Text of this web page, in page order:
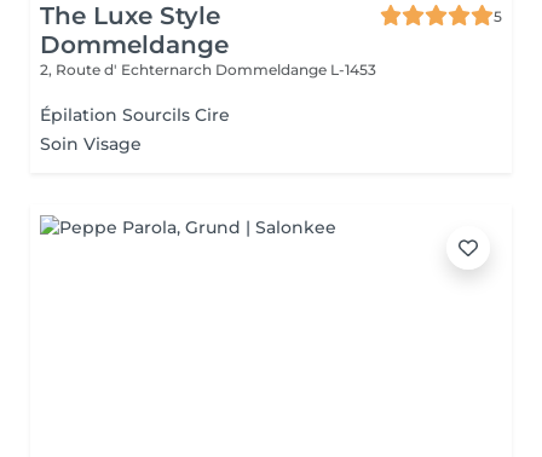
The Luxe Style
Dommeldange
5
2, Route d' Echternarch Dommeldange L-1453
Épilation Sourcils Cire
Soin Visage